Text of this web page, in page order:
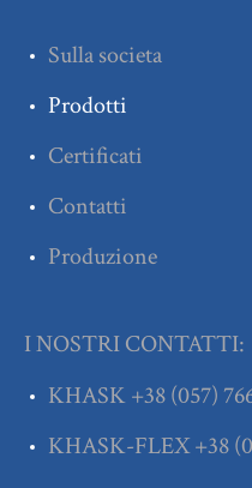
Sulla societa
Prodotti
Certificati
Contatti
Produzione
I NOSTRI CONTATTI:
KHASK+38(057)
KHASK-FLEX+38